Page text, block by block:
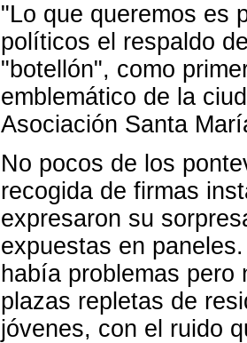
"Lo que queremos es
políticos el respaldo
"botellón", como
emblemático de la
Asociación Santa
No pocos de los
recogida de firmas
expresaron su
expuestas en
había problemas
plazas repletas de
jóvenes, con el ruido